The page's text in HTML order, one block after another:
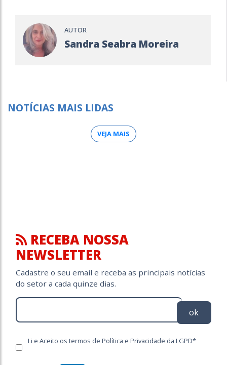
AUTOR
Sandra Seabra Moreira
NOTÍCIAS MAIS LIDAS
VEJA MAIS
RECEBA NOSSA
NEWSLETTER
Cadastre o seu email e receba as principais notícias
do setor a cada quinze dias.
ok
Li e Aceito os termos de Política e Privacidade da LGPD*